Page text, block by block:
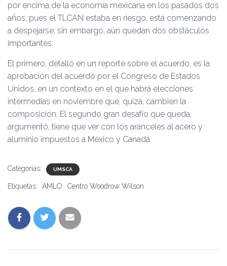
por encima de la economía mexicana en los pasados dos
años, pues el TLCAN estaba en riesgo, está comenzando
a despejarse; sin embargo, aún quedan dos obstáculos
importantes:
El primero, detalló en un reporte sobre el acuerdo, es la
aprobación del acuerdo por el Congreso de Estados
Unidos, en un contexto en el que habrá elecciones
intermedias en noviembre que, quizá, cambien la
composición. El segundo gran desafío que queda,
argumentó, tiene que ver con los aranceles al acero y
aluminio impuestos a México y Canadá.
Categorías: UMSCA
Etiquetas: AMLO Centro Woodrow Wilson